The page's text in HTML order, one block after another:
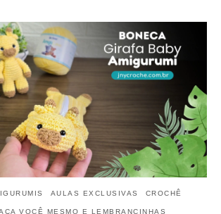
AULAS EXCLUSIVAS CROCHÊ
VOCÊ MESMO E LEMBRANCINHAS